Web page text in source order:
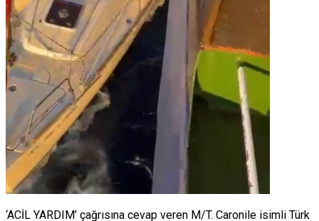
‘ACİL YARDIM’ çağrısına cevap veren M/T. Caronile isimli Türk